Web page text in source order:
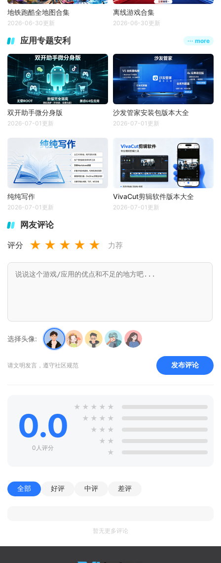
地铁跑酷全地图合集
2026-06-30更新
离线游戏合集
2026-06-30更新
应用专题安利 ··· more
双开助手微分身版
2026-07-01更新
沙发管家安装包版本大全
2026-07-01更新
纯纯写作
2026-07-01更新
VivaCut剪辑软件版本大全
2026-07-01更新
网友评论
评分 ★ ★ ★ ★ ★ 力荐
选择头像:
请文明发言，遵守社区规范 发布评论
0.0
0人评分
★ ★ ★ ★ ★
★ ★ ★ ★
★ ★ ★
★ ★
★
全部 好评 中评 差评
暂无更多评论